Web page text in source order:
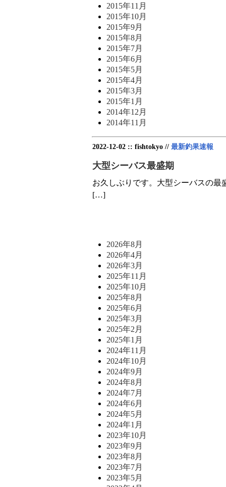
2015年11月
2015年10月
2015年9月
2015年8月
2015年7月
2015年6月
2015年5月
2015年4月
2015年3月
2015年1月
2014年12月
2014年11月
2022-12-02 :: fishtokyo // 最新釣果速報
大型シーバス最盛期
お久しぶりです。大型シーバスの
[…]
2026年8月
2026年4月
2026年3月
2025年11月
2025年10月
2025年8月
2025年6月
2025年3月
2025年2月
2025年1月
2024年11月
2024年10月
2024年9月
2024年8月
2024年7月
2024年6月
2024年5月
2024年1月
2023年10月
2023年9月
2023年8月
2023年7月
2023年5月